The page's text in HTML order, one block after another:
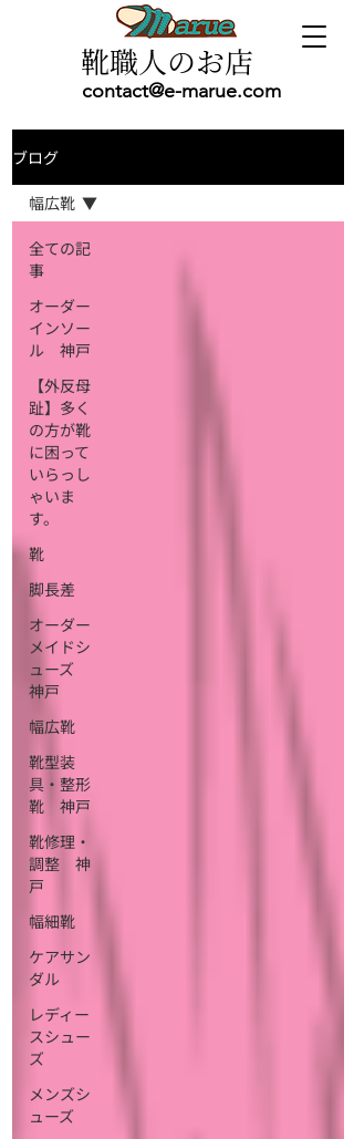
contact@e-marue.com
靴職人のお店
ブログ
全ての記
事
オーダー
インソー
ル 神戸
【外反母
趾】多く
の方が靴
に困って
いらっし
ゃいま
す。
靴
脚長差
オーダー
メイドシ
ューズ
神戸
幅広靴
靴型装
具・整形
靴 神戸
靴修理・
調整 神
戸
幅細靴
ケアサン
ダル
レディー
スシュー
ズ
メンズシ
ューズ
幅広靴